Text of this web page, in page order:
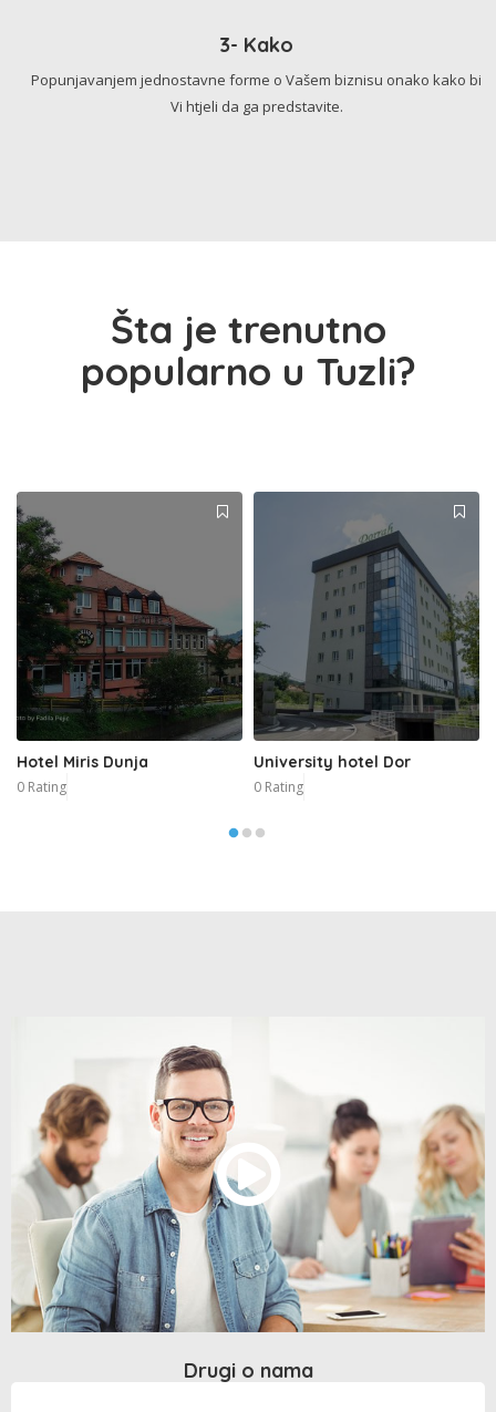
3- Kako
Popunjavanjem jednostavne forme o Vašem biznisu onako kako bi
Vi htjeli da ga predstavite.
Šta je trenutno
popularno u Tuzli?
Hotel Miris Dunja
0 Rating
University hotel Dor
0 Rating
Drugi o nama